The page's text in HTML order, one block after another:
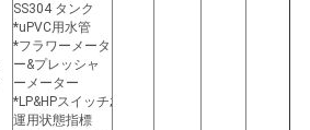
SS304 タンク
*uPVC用水管
*フラワーメータ
ー&プレッシャ
ーメーター
*LP&HPスイッチ;
運用状態指標